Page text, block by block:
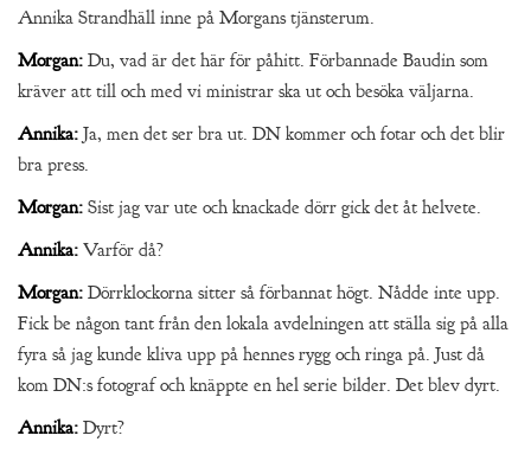
Annika Strandhäll inne på Morgans tjänsterum.
Morgan: Du, vad är det här för påhitt. Förbannade Baudin som
kräver att till och med vi ministrar ska ut och besöka väljarna.
Annika: Ja, men det ser bra ut. DN kommer och fotar och det blir
bra press.
Morgan: Sist jag var ute och knackade dörr gick det åt helvete.
Annika: Varför då?
Morgan: Dörrklockorna sitter så förbannat högt. Nådde inte upp.
Fick be någon tant från den lokala avdelningen att ställa sig på alla
fyra så jag kunde kliva upp på hennes rygg och ringa på. Just då
kom DN:s fotograf och knäppte en hel serie bilder. Det blev dyrt.
Annika: Dyrt?